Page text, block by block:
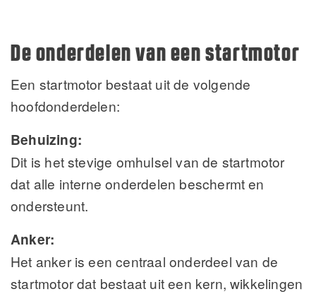
De onderdelen van een startmotor
Een startmotor bestaat uit de volgende
hoofdonderdelen:
Behuizing:
Dit is het stevige omhulsel van de startmotor
dat alle interne onderdelen beschermt en
ondersteunt.
Anker:
Het anker is een centraal onderdeel van de
startmotor dat bestaat uit een kern, wikkelingen